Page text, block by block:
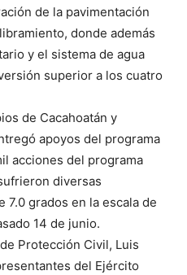
de la pavimentación
donde además
y el sistema de agua
superior a los cuatro
de Cacahoatán y
apoyos del programa
acciones del programa
diversas
7.0 grados en la escala de
14 de junio.
Protección Civil, Luis
del Ejército